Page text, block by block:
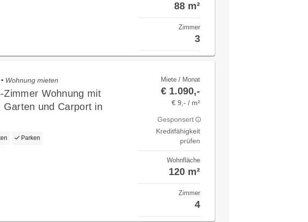
88 m²
Zimmer
3
Wohnung mieten
Zimmer Wohnung mit
Garten und Carport in
Parken
Miete / Monat
€ 1.090,-
€ 9,- / m²
Gesponsert
Kreditfähigkeit
prüfen
Wohnfläche
120 m²
Zimmer
4